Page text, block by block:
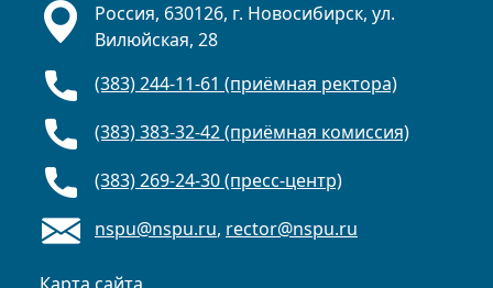
Россия, 630126, г. Новосибирск, ул.
Вилюйская, 28
(383) 244-11-61 (приёмная ректора)
(383) 383-32-42 (приёмная комиссия)
(383) 269-24-30 (пресс-центр)
nspu@nspu.ru, rector@nspu.ru